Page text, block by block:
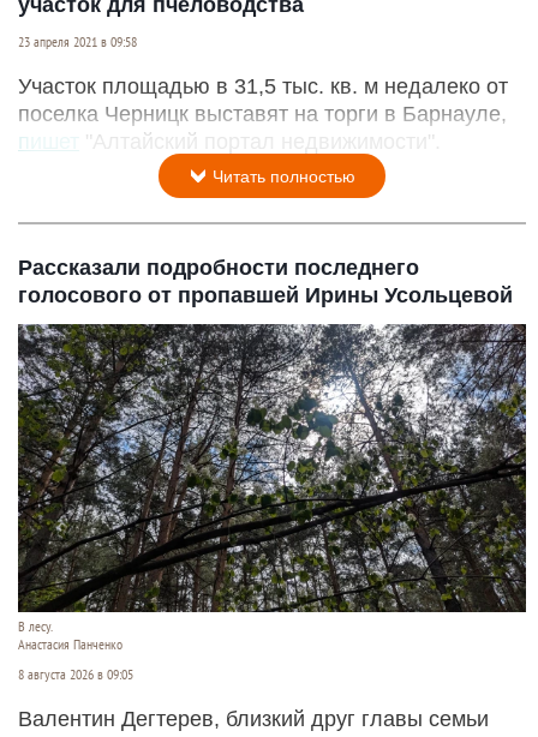
23 апреля 2021 в 09:58
Участок площадью в 31,5 тыс. кв. м недалеко от
поселка Черницк выставят на торги в Барнауле,
пишет
"Алтайский портал недвижимости".
Читать полностью
Рассказали подробности последнего
голосового от пропавшей Ирины Усольцевой
В лесу.
Анастасия Панченко
8 августа 2026 в 09:05
Валентин Дегтерев, близкий друг главы семьи